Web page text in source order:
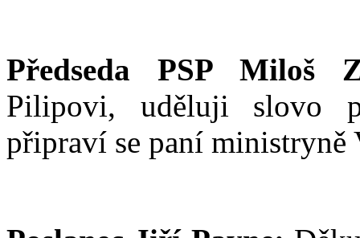
Předseda PSP Miloš
Pilipovi, uděluji slovo
připraví se paní ministryně